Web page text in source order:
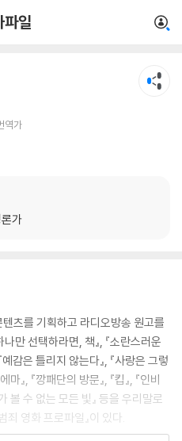
파일
역가
가
츠를 기획하고 라디오방송 원고를
만 선택하라면, 책』, 『소란스러운
예감은 틀리지 않는다』, 『사랑은 그렇
』, 『깡패단의 방문』, 『킵』, 『인비
볼 수 없는 모든 빛』 등을 우리말로
영화 프로파일』이 있다.